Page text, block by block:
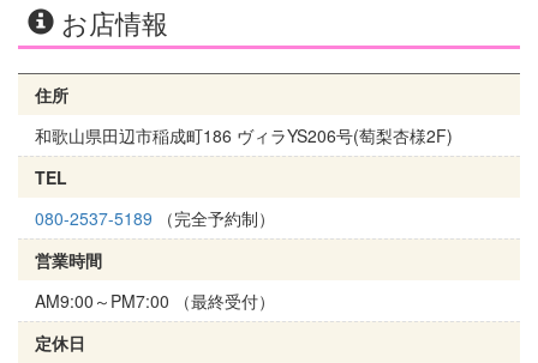
お店情報
住所
和歌山県田辺市稲成町186 ヴィラYS206号(萄梨杏様2F)
TEL
080-2537-5189 （完全予約制）
営業時間
AM9:00～PM7:00 （最終受付）
定休日